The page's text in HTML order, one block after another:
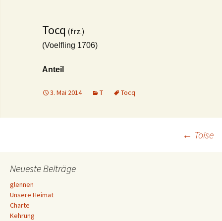
Tocq (frz.)
(Voelfling 1706)
Anteil
3. Mai 2014 T Tocq
Navigation
← Toise
Neueste Beiträge
glennen
Unsere Heimat
Charte
Kehrung